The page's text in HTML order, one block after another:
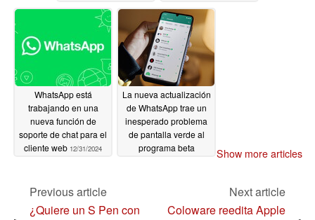
03/29/2025
WhatsApp está
trabajando en una
nueva función de
soporte de chat para el
cliente web 12/31/2024
La nueva actualización
de WhatsApp trae un
inesperado problema
de pantalla verde al
programa beta
Show more articles
Previous article
¿Quiere un S Pen con
Next article
Coloware reedita Apple